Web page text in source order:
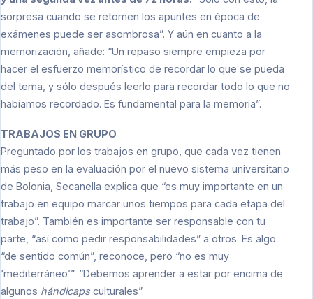
sorpresa cuando se retomen los apuntes en época de
exámenes puede ser asombrosa”. Y aún en cuanto a la
memorización, añade: “Un repaso siempre empieza por
hacer el esfuerzo memorístico de recordar lo que se pueda
del tema, y sólo después leerlo para recordar todo lo que no
habíamos recordado. Es fundamental para la memoria”.
TRABAJOS EN GRUPO
Preguntado por los trabajos en grupo, que cada vez tienen
más peso en la evaluación por el nuevo sistema universitario
de Bolonia, Secanella explica que “es muy importante en un
trabajo en equipo marcar unos tiempos para cada etapa del
trabajo”. También es importante ser responsable con tu
parte, “así como pedir responsabilidades” a otros. Es algo
“de sentido común”, reconoce, pero “no es muy
‘mediterráneo’”. “Debemos aprender a estar por encima de
algunos hándicaps culturales”.